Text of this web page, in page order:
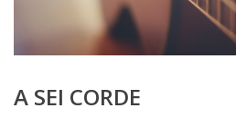
A SEI CORDE